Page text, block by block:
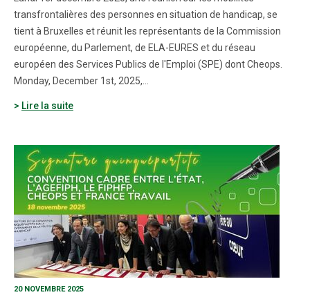
transfrontalières des personnes en situation de handicap, se
tient à Bruxelles et réunit les représentants de la Commission
européenne, du Parlement, de ELA-EURES et du réseau
européen des Services Publics de l'Emploi (SPE) dont Cheops.
Monday, December 1st, 2025,…
Lire la suite
20 NOVEMBRE 2025